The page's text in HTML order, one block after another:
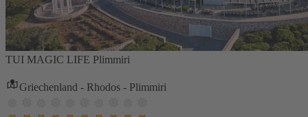
TUI MAGIC LIFE Plimmiri
Griechenland - Rhodos - Plimmiri